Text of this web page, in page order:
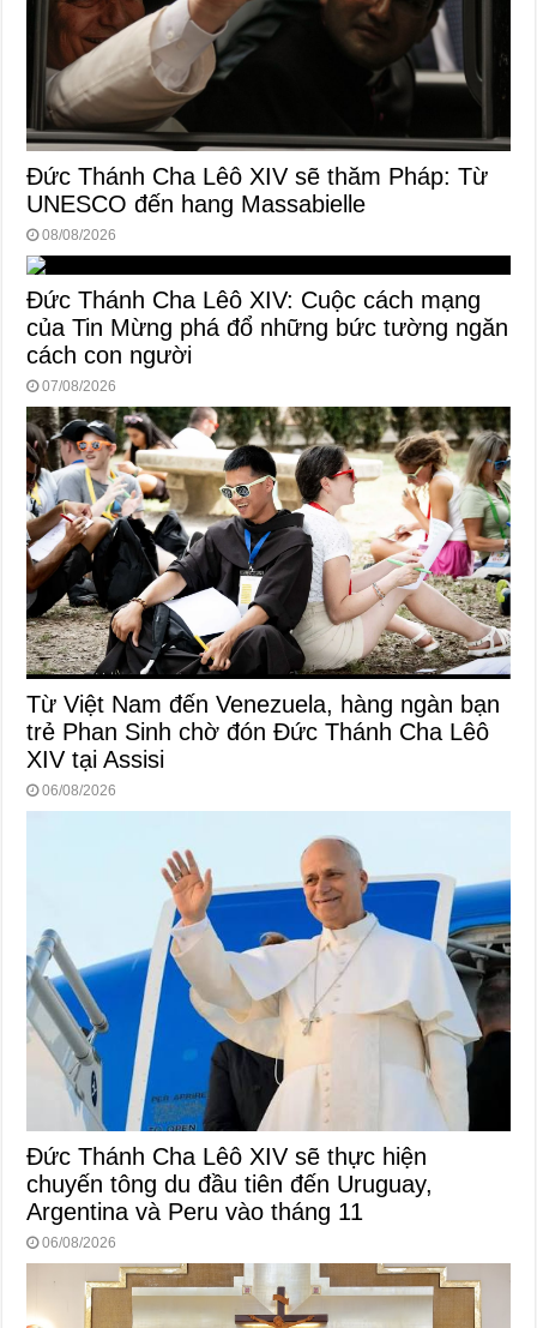
Đức Thánh Cha Lêô XIV sẽ thăm Pháp: Từ
UNESCO đến hang Massabielle
08/08/2026
Đức Thánh Cha Lêô XIV: Cuộc cách mạng
của Tin Mừng phá đổ những bức tường ngăn
cách con người
07/08/2026
Từ Việt Nam đến Venezuela, hàng ngàn bạn
trẻ Phan Sinh chờ đón Đức Thánh Cha Lêô
XIV tại Assisi
06/08/2026
Đức Thánh Cha Lêô XIV sẽ thực hiện
chuyến tông du đầu tiên đến Uruguay,
Argentina và Peru vào tháng 11
06/08/2026